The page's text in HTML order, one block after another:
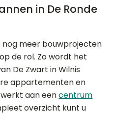
in De Ronde
nog meer bouwprojecten
de rol. Zo wordt het
De Zwart in Wilnis
appartementen en
aan eencentrum
overzicht kunt u